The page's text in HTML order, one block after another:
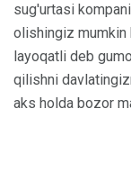
sug'urtasi
olishingiz
layoqatli deb
qilishni
aks holda bozor